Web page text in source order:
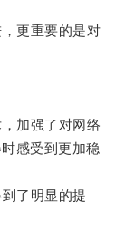
更重要的是对
加强了对网络
感受到更加稳
了明显的提